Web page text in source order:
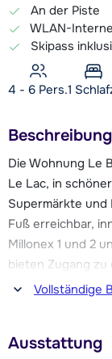
An der Piste
WLAN-
Skipass
4 - 6 Pers.1
Beschreibung
Die Wohnung Le
Le Lac, in
Supermärkte und
Fuß erreichbar,
Millonex 1 und 2
bieten Zugang zu
- Val d'Isère.
Le Bec Rouge ist
Vollständige
Ausstattung